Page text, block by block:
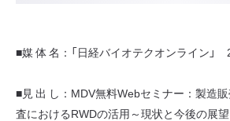
■媒 体 名：「日経バイオテクオンライン
■見 出 し：MDV無料Webセミナー：製造
査におけるRWDの活用～現状と今後の展望